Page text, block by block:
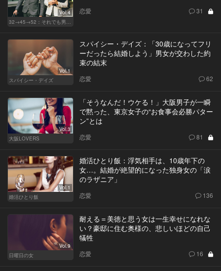
Vol.4
32→45→52：それでも男は完成しない。
恋愛 31
Vol.1
スパイシー・デイズ
スパイシー・デイズ：「30歳になってフリ
ーだったら結婚しよう」男女が交わした約
束の結末
恋愛 62
Vol.3
大阪LOVERS
「そうなんだ！ウケる！」大阪男子が一瞬
で黙った、東京女子の“お食事会必勝パター
ン”とは
恋愛 81
Vol.1
婚活ひとり飯
婚活ひとり飯：浮気相手は、10歳年下の
女…。結婚が絶望的になった独身女の「涙
のラザニア」
恋愛 136
Vol.9
日曜日の女
耐える＝美徳と思う女は一生幸せになれな
い？豪邸に住む奥様の、悲しいほどの自己
犠牲
恋愛 16